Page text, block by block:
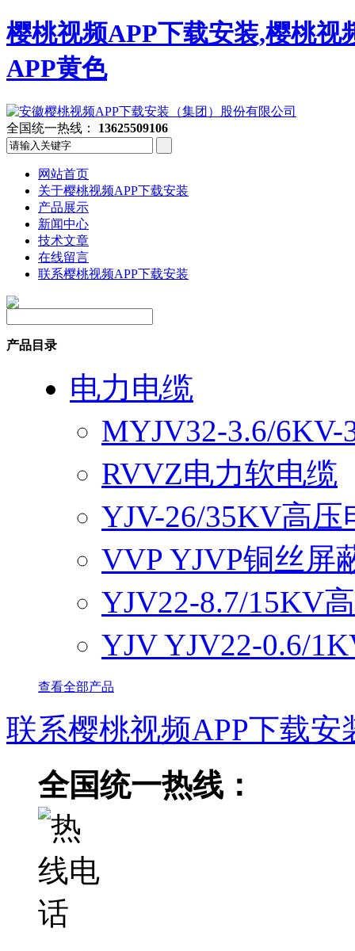
樱桃视频APP下载安装,樱桃
APP黄色
全国统一热线： 13625509106
网站首页
关于樱桃视频APP下载安装
产品展示
新闻中心
技术文章
在线留言
联系樱桃视频APP下载安装
产品目录
电力电缆
MYJV32-3.6/
RVVZ电力软电缆
YJV-26/35KV高压
VVP YJVP铜丝屏
YJV22-8.7/15KV
YJV YJV22-0.6/
查看全部产品
联系樱桃视频APP下载安
全国统一热线：